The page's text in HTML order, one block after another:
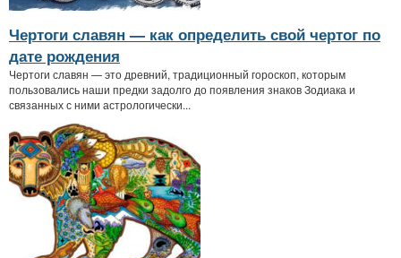
Чертоги славян — как определить свой чертог по
дате рождения
Чертоги славян — это древний, традиционный гороскоп, которым
пользовались наши предки задолго до появления знаков Зодиака и
связанных с ними астрологически...